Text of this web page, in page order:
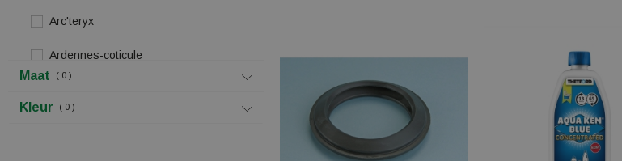
Arc'teryx
Ardennes-coticule
Maat 0
Kleur 0